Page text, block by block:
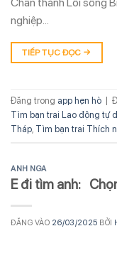
nghiệp…
TIẾP TỤC ĐỌC →
Đăng trong app hẹn hò
Tìm bạn trai Lao động tự
Tháp Tìm bạn trai Thích
ANH NGA
E đi tìm anh:
ĐĂNG VÀO 26/03/2025 BỞI